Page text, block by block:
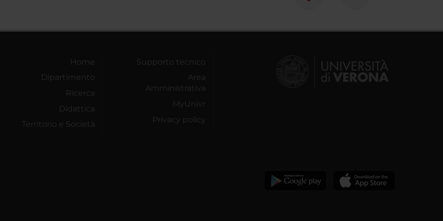
Home
Dipartimento
Ricerca
Didattica
Territorio e Società
Supporto tecnico
Area
Amministrativa
MyUnivr
Privacy policy